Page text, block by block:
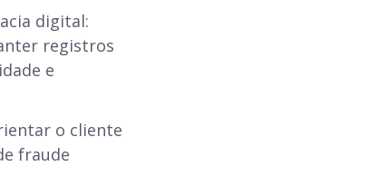
digital:
registros
e
o cliente
fraude